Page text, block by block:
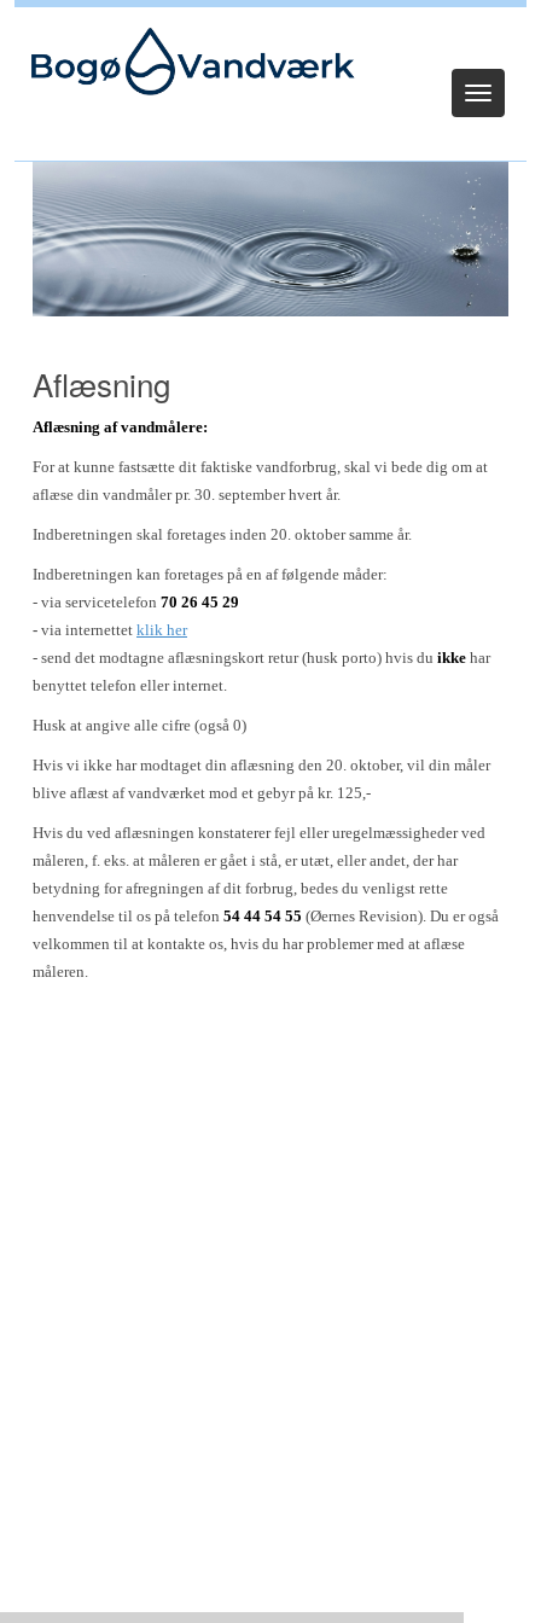
Toggle
Aflæsning
Aflæsning af vandmålere:
For at kunne fastsætte dit faktiske vandforbrug, skal vi bede dig om at
aflæse din vandmåler pr. 30. september hvert år.
Indberetningen skal foretages inden 20. oktober samme år.
Indberetningen kan foretages på en af følgende måder:
- via servicetelefon 70 26 45 29
- via internettet klik her
- send det modtagne aflæsningskort retur (husk porto) hvis du ikke har
benyttet telefon eller internet.
Husk at angive alle cifre (også 0)
Hvis vi ikke har modtaget din aflæsning den 20. oktober, vil din måler
blive aflæst af vandværket mod et gebyr på kr. 125,-
Hvis du ved aflæsningen konstaterer fejl eller uregelmæssigheder ved
måleren, f. eks. at måleren er gået i stå, er utæt, eller andet, der har
betydning for afregningen af dit forbrug, bedes du venligst rette
henvendelse til os på telefon 54 44 54 55 (Øernes Revision). Du er også
velkommen til at kontakte os, hvis du har problemer med at aflæse
måleren.